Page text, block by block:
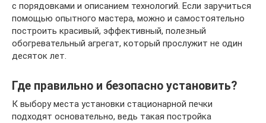
с порядовками и описанием технологий. Если заручиться
помощью опытного мастера, можно и самостоятельно
построить красивый, эффективный, полезный
обогревательный агрегат, который прослужит не один
десяток лет.
Где правильно и безопасно установить?
К выбору места установки стационарной печки
подходят основательно, ведь такая постройка